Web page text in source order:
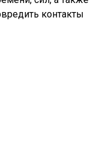
контакты